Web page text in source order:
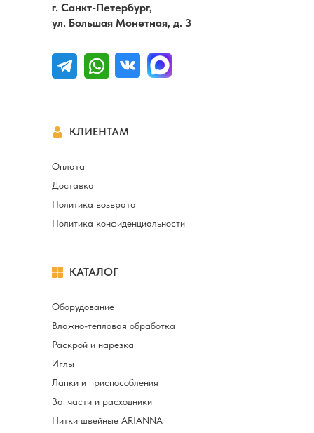
КАТАЛОГ
КЛИЕНТАМ
Оборудование
Лапки и приспособления
Раскрой и нарезка
Нитки швейные ARIANNA
Влажно-тепловая обработка
Запчасти и расходники
Иглы
Оплата
Политика возврата
Доставка
Политика конфиденциальности
г. Санкт-Петербург,
ул. Большая Монетная, д. 3